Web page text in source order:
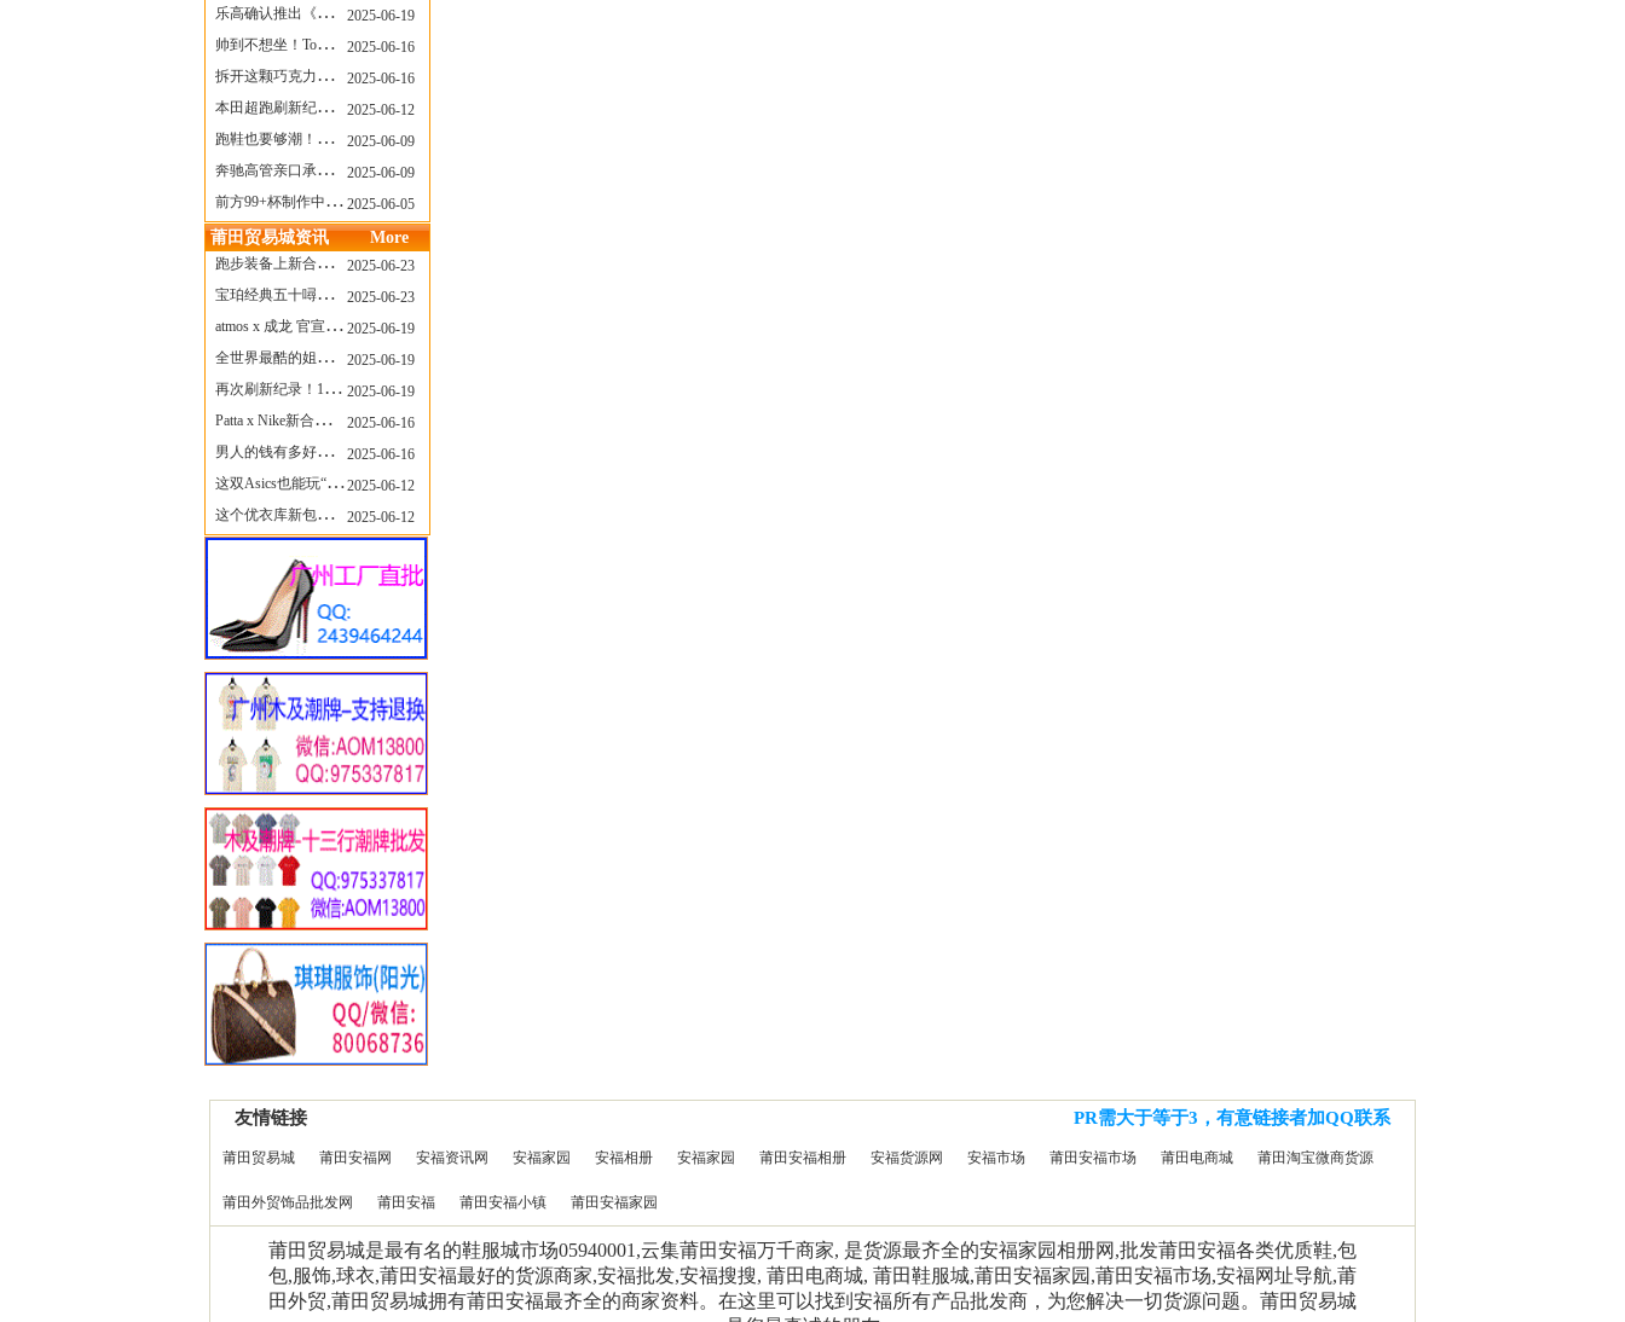
乐高确认推出《哥斯拉》积木，这设计也太酷了！
2025-06-19
帅到不想坐！Tom Sachs x Helinox 这把露营椅太炸了
2025-06-16
拆开这颗巧克力，居然是皮卡丘？
2025-06-16
本田超跑刷新纪录了！700万元成交价
2025-06-12
跑鞋也要够潮！昂跑 x Slam Jam 联名即将发售
2025-06-09
奔驰高管亲口承认：电动G级，完全失败了！
2025-06-09
前方99+杯制作中！「爷爷不泡茶」苹果狗、桃桃喵，今夏顶流潮饮！
2025-06-05
莆田贸易城资讯 More
跑步装备上新合集，最近有什么可以关注的呢？
2025-06-23
宝珀经典五十噚家族再添新员 适配所有腕围的38mm小表径腕表亮相
2025-06-23
atmos x 成龙 官宣，《警察故事》联名短袖公布！
2025-06-19
全世界最酷的姐姐，和Nike联名的鞋要来了！
2025-06-19
再次刷新纪录！14只 LABUBU 共拍出240万元
2025-06-19
Patta x Nike新合作提前泄露，这次的服饰周边也有亮点？
2025-06-16
男人的钱有多好赚？四个大学生创业卖短裤，年销8个亿！
2025-06-16
这双Asics也能玩“牛仔感”？TOGA联名即将登场！
2025-06-12
这个优衣库新包，能火起来吗？
2025-06-12
友情链接 PR需大于等于3，有意链接者加QQ联系
莆田贸易城 莆田安福网 安福资讯网 安福家园 安福相册 安福家园 莆田安福相册 安福货源网 安福市场 莆田安福市场 莆田电商城 莆田淘宝微商货源
莆田外贸饰品批发网 莆田安福 莆田安福小镇 莆田安福家园
莆田贸易城是最有名的鞋服城市场05940001,云集莆田安福万千商家, 是货源最齐全的安福家园相册网,批发莆田安福各类优质鞋,包
包,服饰,球衣,莆田安福最好的货源商家,安福批发,安福搜搜, 莆田电商城, 莆田鞋服城,莆田安福家园,莆田安福市场,安福网址导航,莆
田外贸,莆田贸易城拥有莆田安福最齐全的商家资料。在这里可以找到安福所有产品批发商，为您解决一切货源问题。莆田贸易城